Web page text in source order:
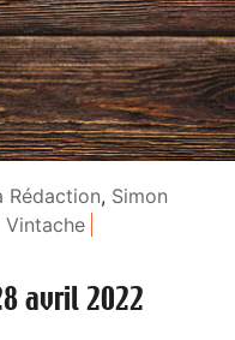
Rédaction, Simon
Vintache
avril 2022